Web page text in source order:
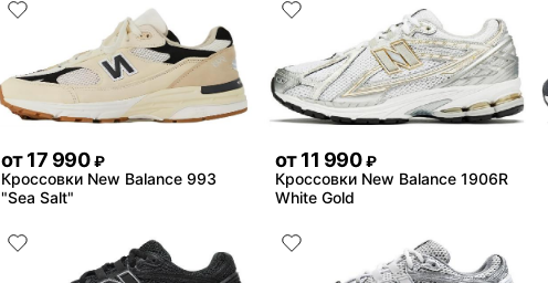
от17 990 ₽
Кроссовки New Balance 993
"Sea Salt"
от11 990 ₽
Кроссовки New Balance 1906R
White Gold